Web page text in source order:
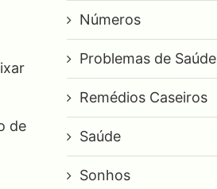
de
Números
Problemas de Saúde
Remédios Caseiros
Saúde
Sonhos